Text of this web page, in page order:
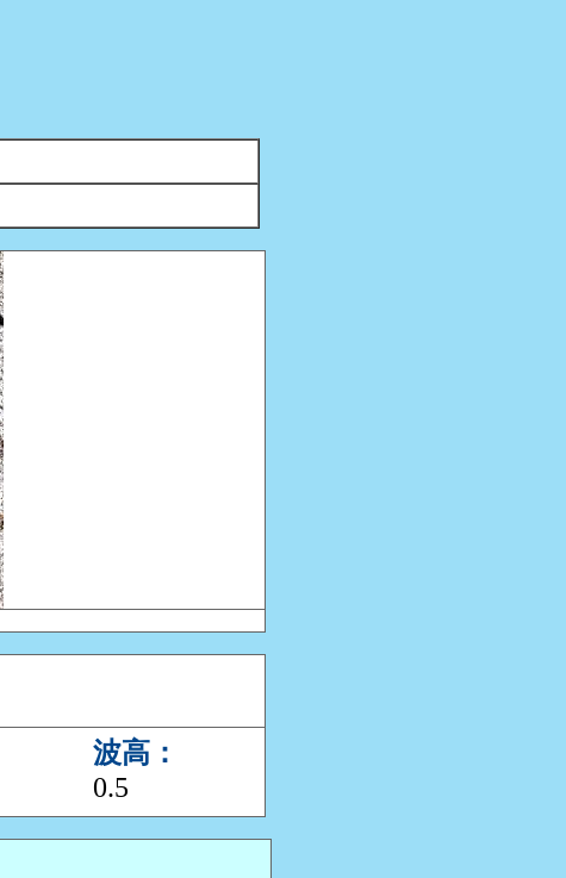
波高：
0.5